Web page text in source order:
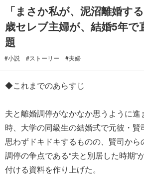
「まさか私が、泥沼離婚す
歳セレブ主婦が、結婚5年で
題
#小説 #ストーリー #夫婦
◆これまでのあらすじ
夫と離婚調停がなかなか思うように進
時、大学の同級生の結婚式で元彼・賢
思わずドキドキするものの、賢司から
調停の争点である“夫と別居した時期”
付ける資料を作り上げた。